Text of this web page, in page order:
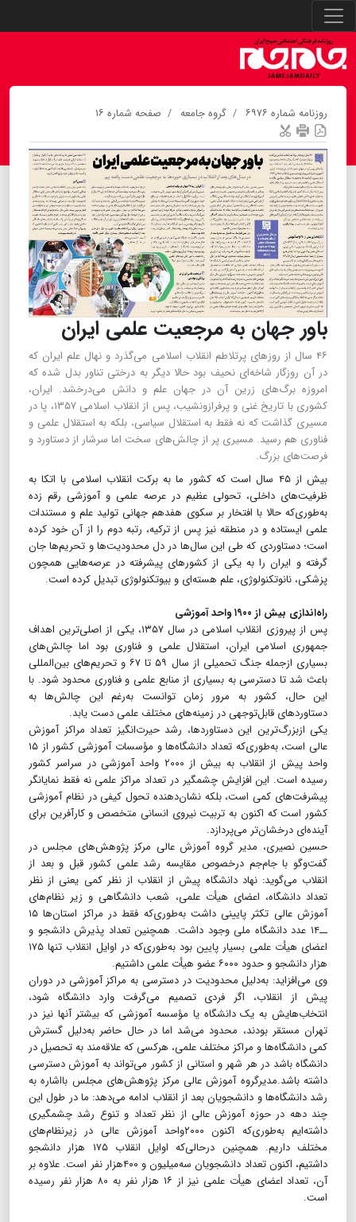
روزنامه شماره ۶۹۷۶ گروه جامعه صفحه شماره ۱۶
باور جهان به مرجعیت علمی ایران
۴۶ سال از روزهای پرتلاطم انقلاب اسلامی می‌گذرد و نهال علم ایران که
در آن روزگار شاخه‌ای نحیف بود حالا دیگر به درختی تناور بدل شده که
امروزه برگ‌های زرین آن در جهان علم و دانش می‌درخشد. ایران،
کشوری با تاریخ غنی و پرفراز‌و‌نشیب، پس از انقلاب اسلامی ۱۳۵۷، پا در
مسیری گذاشت که نه فقط به استقلال سیاسی، بلکه به استقلال علمی و
فناوری هم رسید. مسیری پر از چالش‌های سخت اما سرشار از دستاورد و
فرصت‌های بزرگ.
بیش از ۴۵ سال است که کشور ما به برکت انقلاب اسلامی با اتکا به
ظرفیت‌های داخلی، تحولی عظیم در عرصه علمی و آموزشی رقم زده
به‌طوری‌که حالا با افتخار بر سکوی هفدهم جهانی تولید علم و مستندات
علمی ایستاده و در منطقه نیز پس از ترکیه، رتبه دوم را از آن خود کرده
است؛ دستاوردی که طی این سال‌ها در دل محدودیت‌ها و تحریم‌ها جان
گرفته و ایران را به یکی از کشورهای پیشرفته در عرصه‌هایی همچون
پزشکی، نانو‌تکنولوژی، علم هسته‌ای و بیوتکنولوژی تبدیل کرده است.
راه‌اندازی بیش از ۱۹۰۰ واحد آموزشی
پس از پیروزی انقلاب اسلامی در سال ۱۳۵۷، یکی از اصلی‌ترین اهداف
جمهوری اسلامی ایران، استقلال علمی و فناوری بود اما چالش‌های
بسیاری از‌جمله جنگ تحمیلی از سال ۵۹ تا ۶۷ و تحریم‌های بین‌المللی
باعث شد تا دسترسی به بسیاری از منابع علمی و فناوری محدود شود. با
این حال، کشور به مرور زمان توانست به‌رغم این چالش‌ها به
دستاوردهای قابل‌توجهی در زمینه‌های مختلف علمی دست یابد.
یکی ازبزرگ‌ترین این دستاوردها، رشد حیرت‌انگیز تعداد مراکز آموزش
عالی است، به‌طوری‌که تعداد دانشگاه‌ها و مؤسسات آموزشی کشور از ۱۵
واحد پیش از انقلاب به بیش از ۲۰۰۰ واحد آموزشی در سراسر کشور
رسیده است. این افزایش چشمگیر در تعداد مراکز علمی نه فقط نمایانگر
پیشرفت‌های کمی است، بلکه نشان‌دهنده تحول کیفی در نظام آموزشی
کشور است که اکنون به تربیت نیروی انسانی متخصص و کارآفرین برای
آینده‌ای درخشان‌تر می‌پردازد.
حسین نصیری، مدیر گروه آموزش عالی مرکز پژوهش‌های مجلس در
گفت‌وگو با جام‌جم در‌خصوص مقایسه رشد علمی کشور قبل و بعد از
انقلاب می‌گوید: نهاد دانشگاه پیش از انقلاب از نظر کمی یعنی از نظر
تعداد دانشگاه، اعضای هیأت علمی، شعب دانشگاهی و زیر نظام‌های
آموزش عالی تکثر پایینی داشت به‌طوری‌که فقط در مراکز استان‌ها ۱۵
ــ۱۴ عدد دانشگاه ملی وجود داشت. همچنین تعداد پذیرش دانشجو و
اعضای هیأت علمی بسیار پایین بود به‌طوری‌که در اوایل انقلاب تنها ۱۷۵
هزار دانشجو و حدود ۶۰۰۰ عضو هیأت علمی داشتیم.
وی می‌افزاید: به‌دلیل محدودیت در دسترسی به مراکز آموزشی در دوران
پیش از انقلاب، اگر فردی تصمیم می‌گرفت وارد دانشگاه شود،
انتخاب‌هایش به یک دانشگاه یا مؤسسه آموزشی که بیشتر آنها نیز در
تهران مستقر بودند، محدود می‌شد اما در حال حاضر به‌دلیل گسترش
کمی دانشگاه‌ها و مراکز مختلف علمی، هرکسی که علاقه‌مند به تحصیل در
دانشگاه باشد در هر شهر و استانی از کشور می‌تواند به آموزش دسترسی
داشته باشد.مدیرگروه آموزش عالی مرکز پژوهش‌های مجلس بااشاره به
رشد دانشگاه‌ها و دانشجویان بعد از انقلاب ادامه می‌دهد: ما در طول این
چند دهه در حوزه آموزش عالی از نظر تعداد و تنوع رشد چشمگیری
داشته‌ایم به‌طوری‌که اکنون ۲۰۰۰واحد آموزش عالی در زیرنظام‌های
مختلف داریم. همچنین درحالی‌که اوایل انقلاب ۱۷۵ هزار دانشجو
داشتیم، اکنون تعداد دانشجویان سه‌میلیون و ۴۰۰هزار نفر است. علاوه بر
آن، تعداد اعضای هیأت علمی نیز از ۱۶ هزار نفر به ۸۰ هزار نفر رسیده
است.